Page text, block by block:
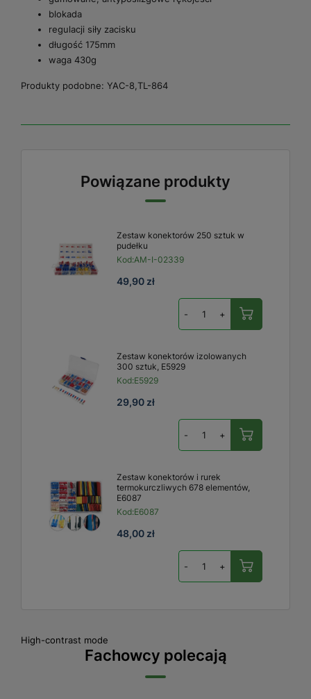
blokada
regulacji siły zacisku
długość 175mm
waga 430g
Produkty podobne: YAC-8,TL-864
Powiązane produkty
Zestaw konektorów 250 sztuk w
pudełku
Kod:AM-I-02339
49,90 zł
- +
Zestaw konektorów izolowanych
300 sztuk, E5929
Kod:E5929
29,90 zł
- +
Zestaw konektorów i rurek
termokurczliwych 678 elementów,
E6087
Kod:E6087
48,00 zł
- +
High-contrast mode
Fachowcy polecają